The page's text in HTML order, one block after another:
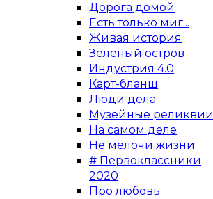
Дорога домой
Есть только миг...
Живая история
Зеленый остров
Индустрия 4.0
Карт-бланш
Люди дела
Музейные реликвии
На самом деле
Не мелочи жизни
# Первоклассники
2020
Про любовь